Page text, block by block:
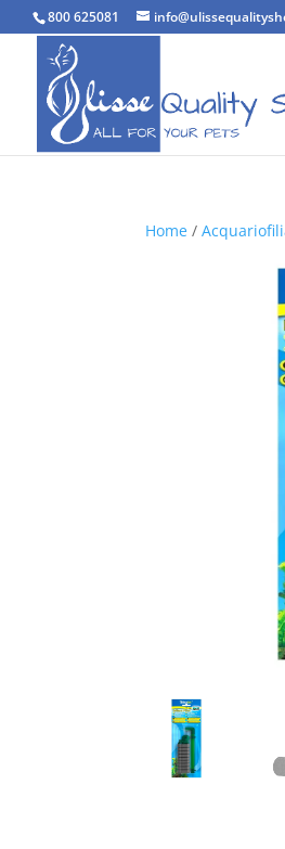
800 625081
Home /